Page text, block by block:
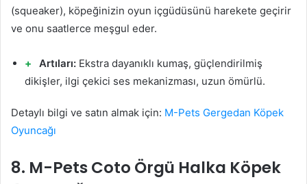
(squeaker), köpeğinizin oyun içgüdüsünü harekete geçirir
ve onu saatlerce meşgul eder.
Artıları: Ekstra dayanıklı kumaş, güçlendirilmiş
dikişler, ilgi çekici ses mekanizması, uzun ömürlü.
Detaylı bilgi ve satın almak için: M-Pets Gergedan Köpek
Oyuncağı
8. M-Pets Coto Örgü Halka Köpek